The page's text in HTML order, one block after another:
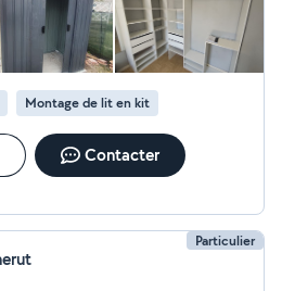
Montage de lit en kit
Contacter
Particulier